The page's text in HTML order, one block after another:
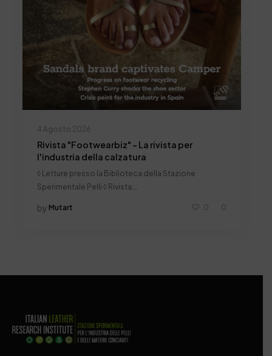
4 Agosto 2026
Rivista "Footwearbiz" - La rivista per
l'industria della calzatura
◊ Letture presso la Biblioteca della Stazione
Sperimentale Pelli ◊ Rivista:…
by Mutart 0 0